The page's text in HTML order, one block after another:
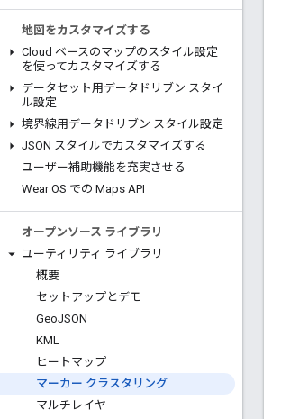
地図をカスタマイズする
Cloud ベースのマップのスタイル設定
を使ってカスタマイズする
データセット用データドリブン スタイ
ル設定
境界線用データドリブン スタイル設定
JSON スタイルでカスタマイズする
ユーザー補助機能を充実させる
Wear OS での Maps API
オープンソース ライブラリ
ユーティリティ ライブラリ
概要
セットアップとデモ
GeoJSON
KML
ヒートマップ
マーカー クラスタリング
マルチレイヤ